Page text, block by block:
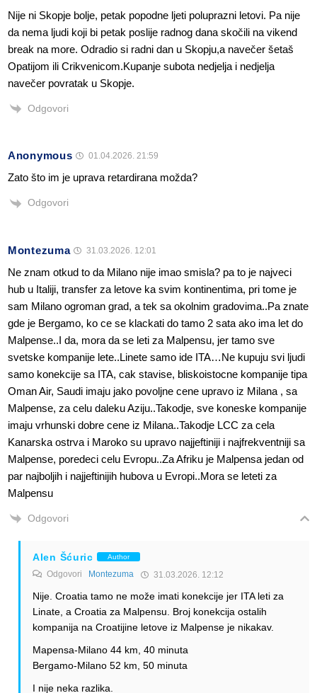
Nije ni Skopje bolje, petak popodne ljeti poluprazni letovi. Pa nije
da nema ljudi koji bi petak poslije radnog dana skočili na vikend
break na more. Odradio si radni dan u Skopju,a navečer šetaš
Opatijom ili Crikvenicom.Kupanje subota nedjelja i nedjelja
navečer povratak u Skopje.
Odgovori
Anonymous 01.04.2026. 21:59
Zato što im je uprava retardirana možda?
Odgovori
Montezuma 31.03.2026. 12:01
Ne znam otkud to da Milano nije imao smisla? pa to je najveci
hub u Italiji, transfer za letove ka svim kontinentima, pri tome je
sam Milano ogroman grad, a tek sa okolnim gradovima..Pa znate
gde je Bergamo, ko ce se klackati do tamo 2 sata ako ima let do
Malpense..I da, mora da se leti za Malpensu, jer tamo sve
svetske kompanije lete..Linete samo ide ITA…Ne kupuju svi ljudi
samo konekcije sa ITA, cak stavise, bliskoistocne kompanije tipa
Oman Air, Saudi imaju jako povoljne cene upravo iz Milana , sa
Malpense, za celu daleku Aziju..Takodje, sve koneske kompanije
imaju vrhunski dobre cene iz Milana..Takodje LCC za cela
Kanarska ostrva i Maroko su upravo najjeftiniji i najfrekventniji sa
Malpense, poredeci celu Evropu..Za Afriku je Malpensa jedan od
par najboljih i najjeftinijih hubova u Evropi..Mora se leteti za
Malpensu
Odgovori
Alen Šćuric Author
Odgovori Montezuma 31.03.2026. 12:12
Nije. Croatia tamo ne može imati konekcije jer ITA leti za
Linate, a Croatia za Malpensu. Broj konekcija ostalih
kompanija na Croatijine letove iz Malpense je nikakav.
Mapensa-Milano 44 km, 40 minuta
Bergamo-Milano 52 km, 50 minuta
I nije neka razlika.